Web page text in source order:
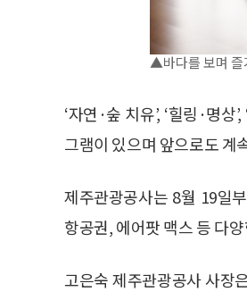
▲바다를 보며 즐
‘자연·숲 치유’, ‘힐링·명
그램이 있으며 앞으로도 계
제주관광공사는 8월 19일
항공권, 에어팟 맥스 등 다
고은숙 제주관광공사 사장